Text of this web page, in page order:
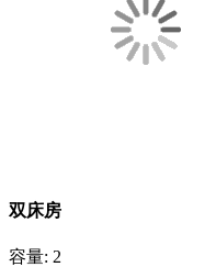
双床房
容量: 2